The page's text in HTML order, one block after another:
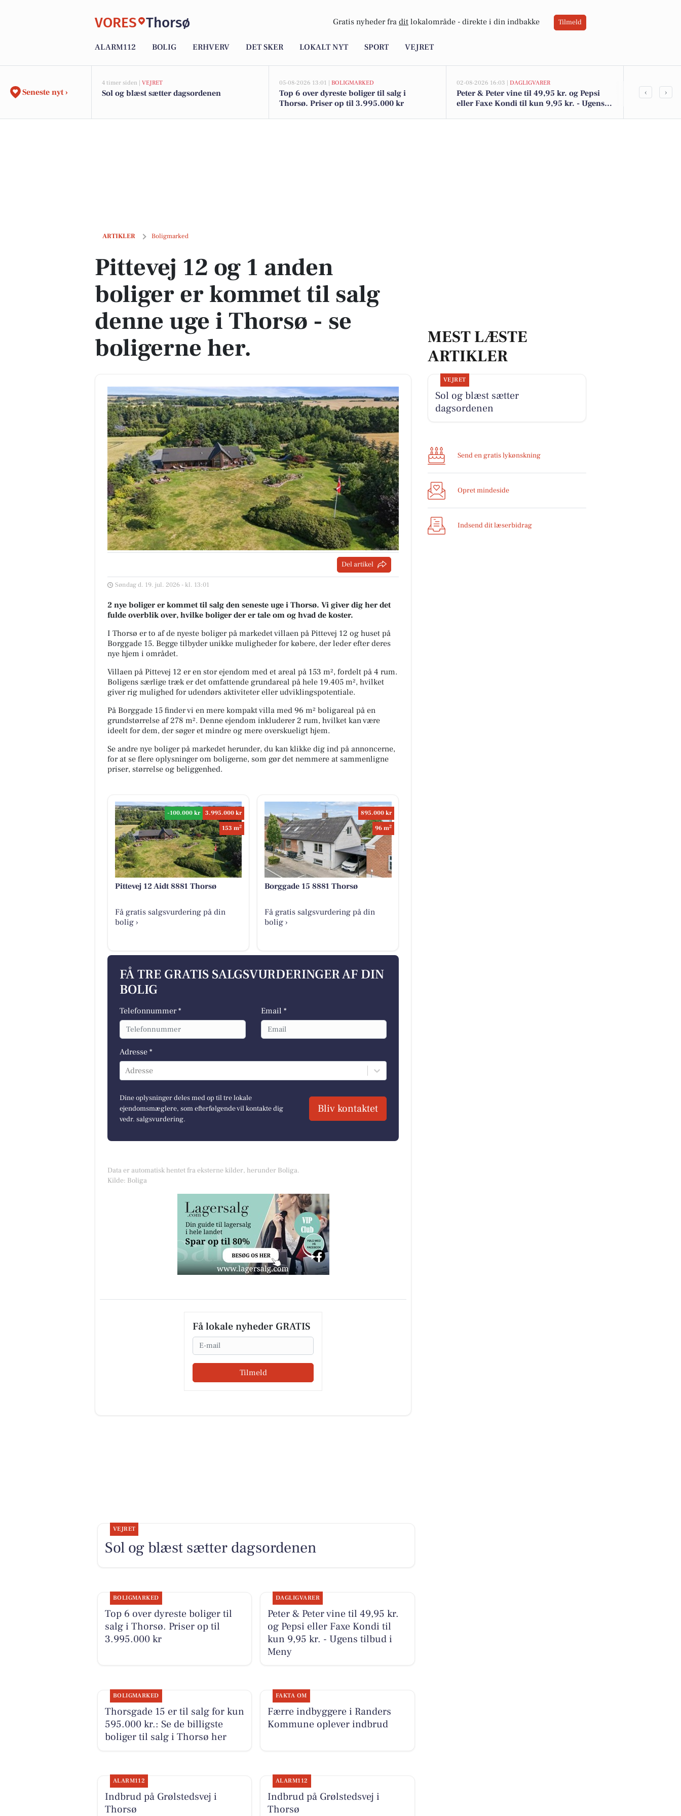
VORES Thorsø Gratis nyheder fra dit lokalområde - direkte i din indbakke Tilmeld
ALARM112 BOLIG ERHVERV DET SKER LOKALT NYT SPORT VEJRET
Seneste nyt ›
4 timer siden | VEJRET
Sol og blæst sætter dagsordenen
05-08-2026 13:01 | BOLIGMARKED
Top 6 over dyreste boliger til salg i
Thorsø. Priser op til 3.995.000 kr
02-08-2026 16:03 | DAGLIGVARER
Peter & Peter vine til 49,95 kr. og Pepsi
eller Faxe Kondi til kun 9,95 kr. - Ugens
Thorsgade
‹ ›
ARTIKLER Boligmarked
Pittevej 12 og 1 anden boliger er kommet til salg denne uge i Thorsø - se boligerne her.
Pittevej 12 og 1 anden
boliger er kommet til salg
denne uge i Thorsø - se
boligerne her.
Del artikel
Søndag d. 19. jul. 2026 - kl. 13:01
2 nye boliger er kommet til salg den seneste uge i Thorsø. Vi giver dig her det
fulde overblik over, hvilke boliger der er tale om og hvad de koster.
I Thorsø er to af de nyeste boliger på markedet villaen på Pittevej 12 og huset på
Borggade 15. Begge tilbyder unikke muligheder for købere, der leder efter deres
nye hjem i området.
Villaen på Pittevej 12 er en stor ejendom med et areal på 153 m², fordelt på 4 rum.
Boligens særlige træk er det omfattende grundareal på hele 19.405 m², hvilket
giver rig mulighed for udendørs aktiviteter eller udviklingspotentiale.
På Borggade 15 finder vi en mere kompakt villa med 96 m² boligareal på en
grundstørrelse af 278 m². Denne ejendom inkluderer 2 rum, hvilket kan være
ideelt for dem, der søger et mindre og mere overskueligt hjem.
Se andre nye boliger på markedet herunder, du kan klikke dig ind på annoncerne,
for at se flere oplysninger om boligerne, som gør det nemmere at sammenligne
priser, størrelse og beliggenhed.
-100.000 kr
3.995.000 kr
153 m2
Pittevej 12 Aidt 8881 Thorsø
Få gratis salgsvurdering på din
bolig ›
895.000 kr
96 m2
Borggade 15 8881 Thorsø
Få gratis salgsvurdering på din
bolig ›
FÅ TRE GRATIS SALGSVURDERINGER AF DIN
BOLIG
Telefonnummer * Email *
Adresse *
Adresse
Dine oplysninger deles med op til tre lokale
ejendomsmæglere, som efterfølgende vil kontakte dig
vedr. salgsvurdering.
Bliv kontaktet
Data er automatisk hentet fra eksterne kilder, herunder Boliga.
Kilde: Boliga
Få lokale nyheder GRATIS
Email
Tilmeld
MEST LÆSTE
ARTIKLER
VEJRET
Sol og blæst sætter
dagsordenen
Send en gratis lykønskning
Opret mindeside
Indsend dit læserbidrag
VEJRET
Sol og blæst sætter dagsordenen
BOLIGMARKED
Top 6 over dyreste boliger til
salg i Thorsø. Priser op til
3.995.000 kr
DAGLIGVARER
Peter & Peter vine til 49,95 kr.
og Pepsi eller Faxe Kondi til
kun 9,95 kr. - Ugens tilbud i
Meny
BOLIGMARKED
Thorsgade 15 er til salg for kun
595.000 kr.: Se de billigste
boliger til salg i Thorsø her
FAKTA OM
Færre indbyggere i Randers
Kommune oplever indbrud
ALARM112
Indbrud på Grølstedsvej i
Thorsø
ALARM112
Indbrud på Grølstedsvej i
Thorsø